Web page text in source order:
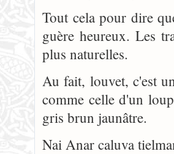
Tout cela pour dire
guère heureux. Les
plus naturelles.
Au fait, louvet, c'est
comme celle d'un
gris brun jaunâtre.
Nai Anar caluva